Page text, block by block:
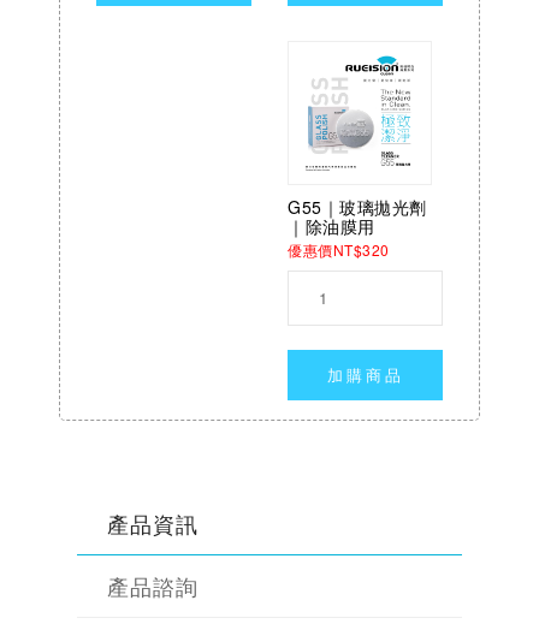
G55｜玻璃拋光劑
｜除油膜用
優惠價NT$320
加購商品
產品資訊
產品諮詢